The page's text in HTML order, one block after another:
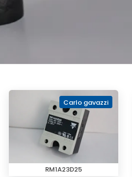
Carlo gavazzi
RM1A23D25